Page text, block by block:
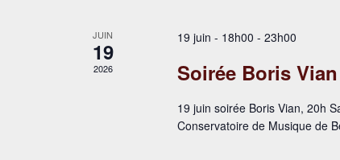
JUIN
19
2026
19 juin - 18h00 - 23h00
Soirée Boris
19 juin soirée Boris Vian, 20h
Conservatoire de Musique de